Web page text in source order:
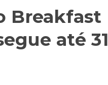
Breakfast
até